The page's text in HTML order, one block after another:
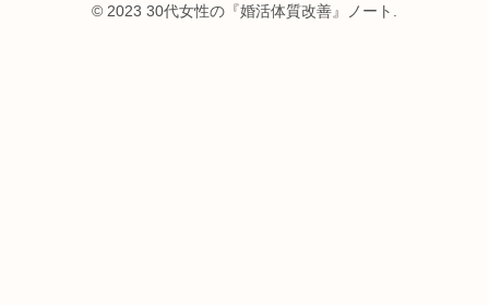
© 2023 30代女性の『婚活体質改善』ノート.